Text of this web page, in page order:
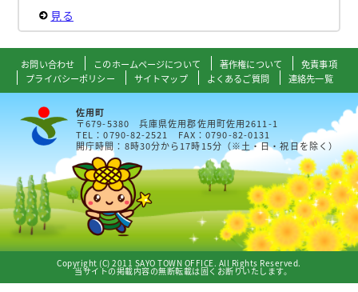
見る
お問い合わせ このホームページについて 著作権について
免責事項
プライバシーポリシー
サイトマップ よくあるご質問 連絡先一覧
佐用町
〒679-5380 兵庫県佐用郡佐用町佐用2611-1
TEL：0790-82-2521 FAX：0790-82-0131
開庁時間：8時30分から17時15分（※土・日・祝日を除く）
Copyright (C) 2011 SAYO TOWN OFFICE. All Rights Reserved.
当サイトの掲載内容の無断転載は固くお断りいたします。